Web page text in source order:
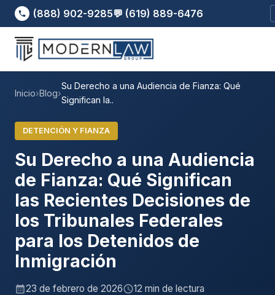
(888) 902-9285💬 (619) 889-6476
Inicio›Blog›
Su Derecho a una Audiencia de Fianza: Qué
Significan la..
DETENCIÓN Y FIANZA
Su Derecho a una Audiencia
de Fianza: Qué Significan
las Recientes Decisiones de
los Tribunales Federales
para los Detenidos de
Inmigración
23 de febrero de 2026 12 min de lectura